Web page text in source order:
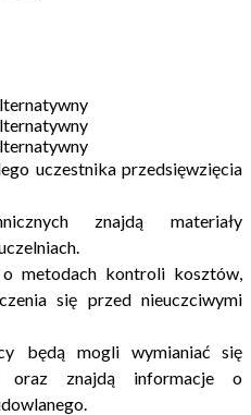
uczestnika przedsięwzięcia
znajdą materiały
metodach kontroli kosztów,
się przed nieuczciwymi
będą mogli wymianiać się
oraz znajdą informacje o